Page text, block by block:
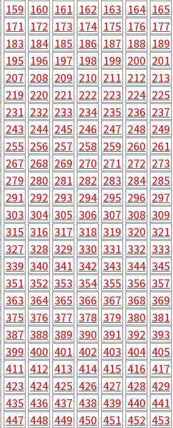
159 160 161 162 163 164 165
171 172 173 174 175 176 177
183 184 185 186 187 188 189
195 196 197 198 199 200 201
207 208 209 210 211 212 213
219 220 221 222 223 224 225
231 232 233 234 235 236 237
243 244 245 246 247 248 249
255 256 257 258 259 260 261
267 268 269 270 271 272 273
279 280 281 282 283 284 285
291 292 293 294 295 296 297
303 304 305 306 307 308 309
315 316 317 318 319 320 321
327 328 329 330 331 332 333
339 340 341 342 343 344 345
351 352 353 354 355 356 357
363 364 365 366 367 368 369
375 376 377 378 379 380 381
387 388 389 390 391 392 393
399 400 401 402 403 404 405
411 412 413 414 415 416 417
423 424 425 426 427 428 429
435 436 437 438 439 440 441
447 448 449 450 451 452 453